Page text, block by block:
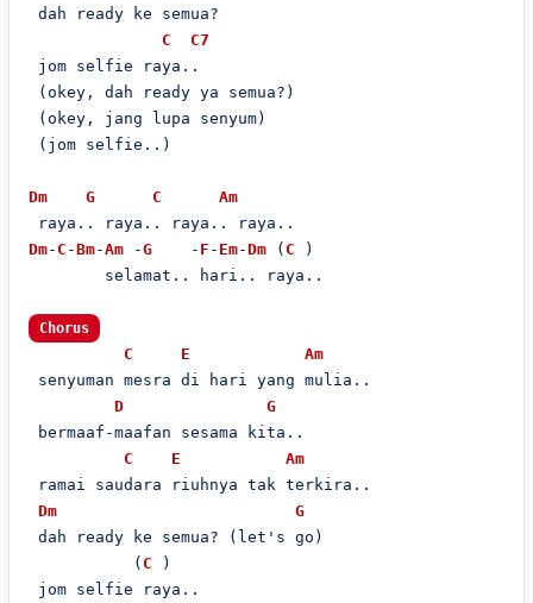
dah ready ke semua?
C
C7
jom selfie raya..
(okey, dah ready ya semua?)
(okey, jang lupa senyum)
(jom selfie..)
Dm G C
Am
Dm- C -Bm-Am -G
    -
F - Em-Dm ( C )
        selamat.. hari.. raya..
Chorus
C E
Am
senyuman mesra di hari yang mulia..
D
G
bermaaf-maafan sesama kita..
C
E
Am
ramai saudara riuhnya tak terkira..
Dm
G
dah ready ke semua? (let's go)
           (
C )
jom selfie raya..